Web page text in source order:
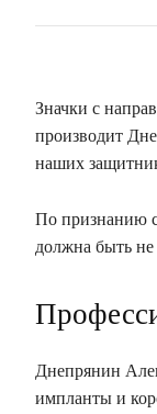
Значки с
производит
наших
По признанию
должна быть
Днепрянин
импланты и